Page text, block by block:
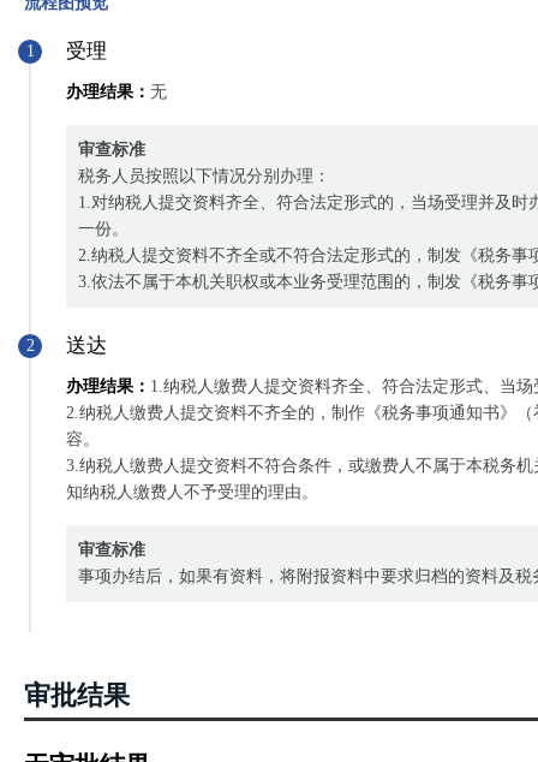
1 受理
办理结果： 无
审查标准
税务人员按照以下情况分别办理：
1.对纳税人提交资料齐全、符合法定形式的，当场受理并及
一份。
2.纳税人提交资料不齐全或不符合法定形式的，制发《税务
3.依法不属于本机关职权或本业务受理范围的，制发《税务
2 送达
办理结果： 1.纳税人缴费人提交资料齐全、符合法定形式、当场
2.纳税人缴费人提交资料不齐全的，制作《税务事项通知书》
容。
3.纳税人缴费人提交资料不符合条件，或缴费人不属于本税务
知纳税人缴费人不予受理的理由。
审查标准
事项办结后，如果有资料，将附报资料中要求归档的资料及
审批结果